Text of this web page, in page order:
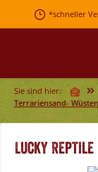
Zum Hauptinhalt
*schneller
Sie sind hier:
Terrariensand-
Lucky